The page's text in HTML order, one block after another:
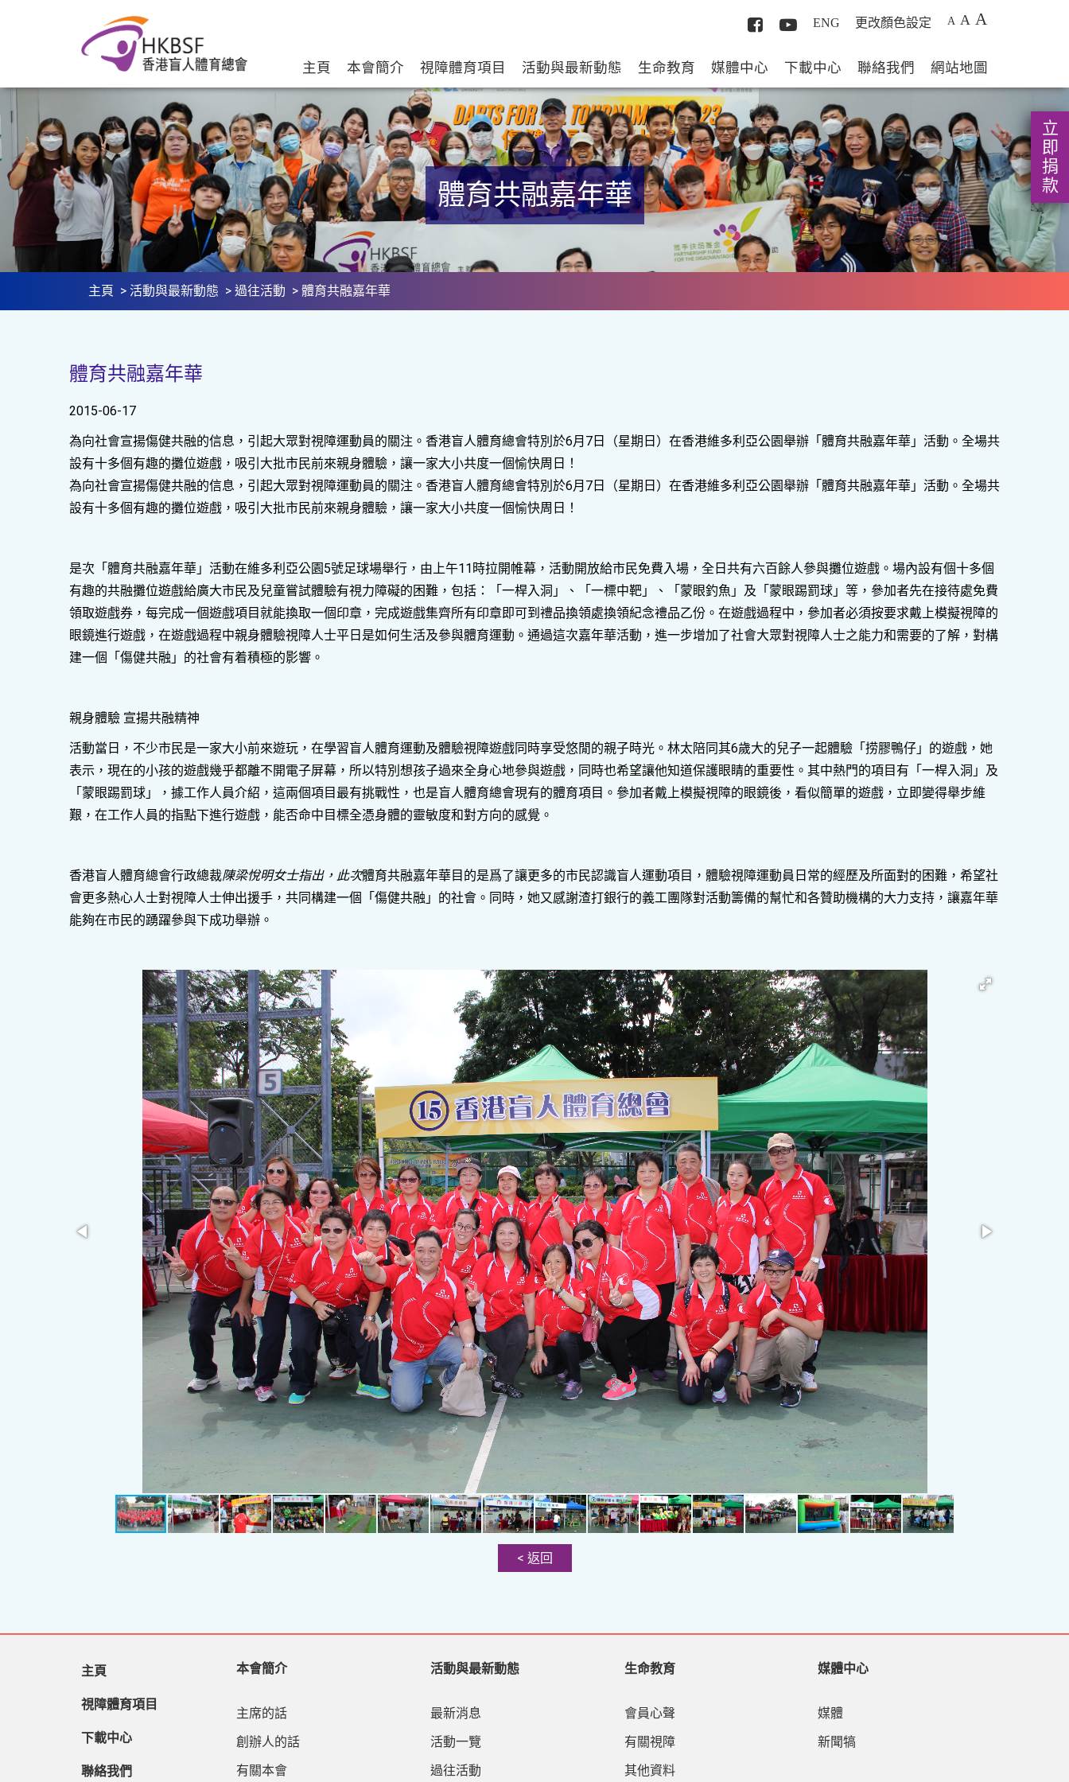
立即捐款
ENG 更改顏色設定 A A A
主頁 本會簡介 視障體育項目 活動與最新動態 生命教育 媒體中心 下載中心 聯絡我們 網站地圖
主頁 > 活動與最新動態 > 過往活動 > 體育共融嘉年華
體育共融嘉年華
體育共融嘉年華
2015-06-17
為向社會宣揚傷健共融的信息，引起大眾對視障運動員的關注。香港盲人體育總會特別於6月7日（星期日）在香港維多利亞公園舉辦「體育共融嘉年華」活動。全場共
設有十多個有趣的攤位遊戲，吸引大批市民前來親身體驗，讓一家大小共度一個愉快周日！
為向社會宣揚傷健共融的信息，引起大眾對視障運動員的關注。香港盲人體育總會特別於6月7日（星期日）在香港維多利亞公園舉辦「體育共融嘉年華」活動。全場共
設有十多個有趣的攤位遊戲，吸引大批市民前來親身體驗，讓一家大小共度一個愉快周日！
是次「體育共融嘉年華」活動在維多利亞公園5號足球場舉行，由上午11時拉開帷幕，活動開放給市民免費入場，全日共有六百餘人參與攤位遊戲。場內設有個十多個
有趣的共融攤位遊戲給廣大市民及兒童嘗試體驗有視力障礙的困難，包括：「一桿入洞」、「一標中靶」、「蒙眼釣魚」及「蒙眼踢罰球」等，參加者先在接待處免費
領取遊戲券，每完成一個遊戲項目就能換取一個印章，完成遊戲集齊所有印章即可到禮品換領處換領紀念禮品乙份。在遊戲過程中，參加者必須按要求戴上模擬視障的
眼鏡進行遊戲，在遊戲過程中親身體驗視障人士平日是如何生活及參與體育運動。通過這次嘉年華活動，進一步增加了社會大眾對視障人士之能力和需要的了解，對構
建一個「傷健共融」的社會有着積極的影響。
親身體驗 宣揚共融精神
活動當日，不少市民是一家大小前來遊玩，在學習盲人體育運動及體驗視障遊戲同時享受悠閒的親子時光。林太陪同其6歲大的兒子一起體驗「捞膠鴨仔」的遊戲，她
表示，現在的小孩的遊戲幾乎都離不開電子屏幕，所以特別想孩子過來全身心地參與遊戲，同時也希望讓他知道保護眼睛的重要性。其中熱門的項目有「一桿入洞」及
「蒙眼踢罰球」，據工作人員介紹，這兩個項目最有挑戰性，也是盲人體育總會現有的體育項目。參加者戴上模擬視障的眼鏡後，看似簡單的遊戲，立即變得舉步維
艱，在工作人員的指點下進行遊戲，能否命中目標全憑身體的靈敏度和對方向的感覺。
香港盲人體育總會行政總裁陳梁悅明女士指出，此次體育共融嘉年華目的是爲了讓更多的市民認識盲人運動項目，體驗視障運動員日常的經歷及所面對的困難，希望社
會更多熱心人士對視障人士伸出援手，共同構建一個「傷健共融」的社會。同時，她又感謝渣打銀行的義工團隊對活動籌備的幫忙和各贊助機構的大力支持，讓嘉年華
能夠在市民的踴躍參與下成功舉辦。
< 返回
主頁
視障體育項目
下載中心
聯絡我們
本會簡介
主席的話
創辦人的話
有關本會
活動與最新動態
最新消息
活動一覽
過往活動
生命教育
會員心聲
有關視障
其他資料
媒體中心
媒體
新聞犒